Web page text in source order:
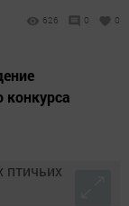
626 0 0
конкурса